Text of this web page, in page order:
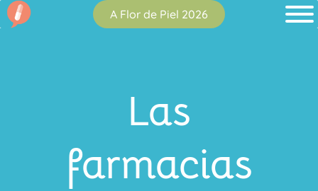
A Flor de Piel 2026
Las
farmacias